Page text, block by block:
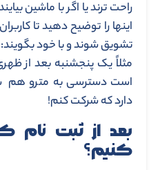
راحت ترند یا اگر با ماشین
اینها را توضیح دهید تا
تشویق شوند و با خود
مثلاً یک پنجشنبه بعد از
است دسترسی به مترو هم
دارد که شرکت کنم!
بعد از ثبت نام
کنیم؟